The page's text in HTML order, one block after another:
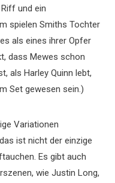
und ein
spielen Smiths Tochter
als eines ihrer Opfer
dass Mewes schon
als Harley Quinn lebt,
Set gewesen sein.)
Variationen
ist nicht der einzige
Es gibt auch
wie Justin Long,